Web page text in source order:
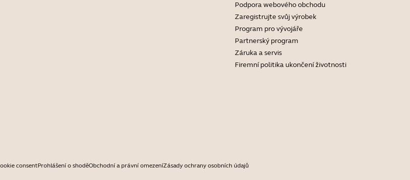
Podpora webového obchodu
Zaregistrujte svůj výrobek
Program pro vývojáře
Partnerský program
Záruka a servis
Firemní politika ukončení životnosti
consentProhlášení o shoděObchodní a právní omezeníZásady ochrany osobních údajů